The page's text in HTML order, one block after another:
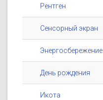
Рентген
Сенсорный экран
Энергосбережение
День рождения
Икота